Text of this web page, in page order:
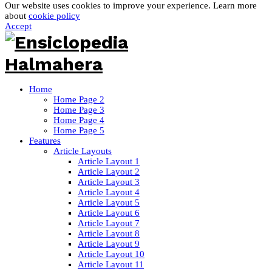
Our website uses cookies to improve your experience. Learn more
about cookie policy
Accept
Home
Home Page 2
Home Page 3
Home Page 4
Home Page 5
Features
Article Layouts
Article Layout 1
Article Layout 2
Article Layout 3
Article Layout 4
Article Layout 5
Article Layout 6
Article Layout 7
Article Layout 8
Article Layout 9
Article Layout 10
Article Layout 11